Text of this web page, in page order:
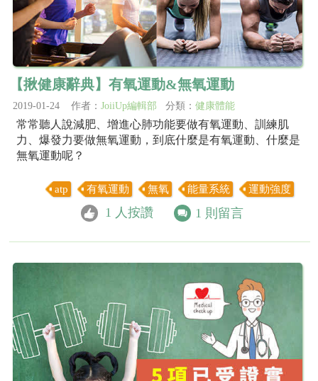
【揪健康辭典】有氧運動&無氧運動
2019-01-24 作者： JoiiUp編輯部 分類： 健康體能
常常聽人說減肥、增進心肺功能要做有氧運動、訓練肌
力、爆發力要做無氧運動，到底什麼是有氧運動、什麼是
無氧運動呢？
atp 有氧運動 無氧 能量系統 運動強度
1 人按讚 1 則留言